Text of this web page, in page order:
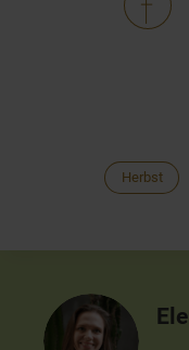
Herbst